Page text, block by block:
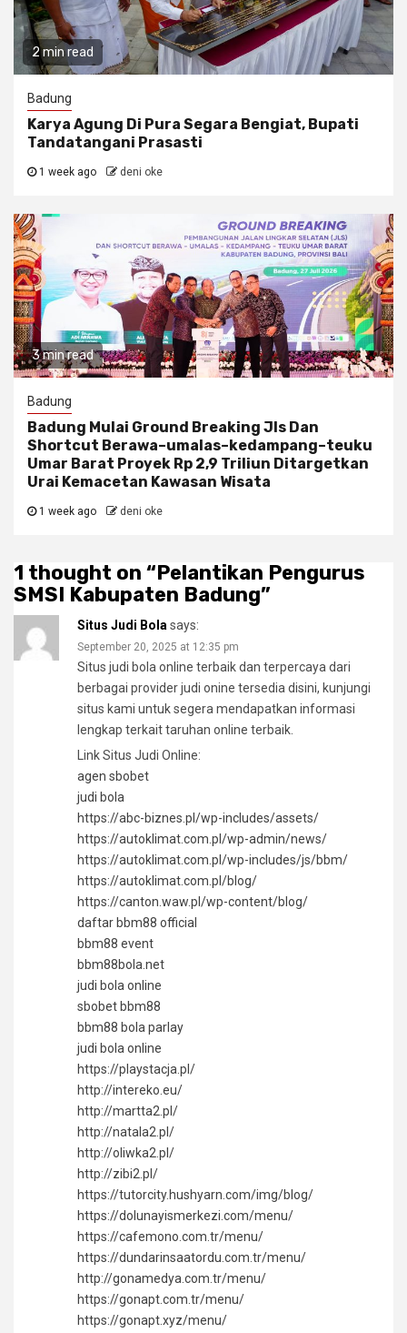
2 min read
Badung
Karya Agung Di Pura Segara Bengiat, Bupati
Tandatangani Prasasti
1 week ago deni oke
3 min read
Badung
Badung Mulai Ground Breaking Jls Dan
Shortcut Berawa–umalas–kedampang–teuku
Umar Barat Proyek Rp 2,9 Triliun Ditargetkan
Urai Kemacetan Kawasan Wisata
1 week ago deni oke
1 thought on “Pelantikan Pengurus
SMSI Kabupaten Badung”
Situs Judi Bola says:
September 20, 2025 at 12:35 pm
Situs judi bola online terbaik dan terpercaya dari
berbagai provider judi onine tersedia disini, kunjungi
situs kami untuk segera mendapatkan informasi
lengkap terkait taruhan online terbaik.
Link Situs Judi Online:
agen sbobet
judi bola
https://abc-biznes.pl/wp-includes/assets/
https://autoklimat.com.pl/wp-admin/news/
https://autoklimat.com.pl/wp-includes/js/bbm/
https://autoklimat.com.pl/blog/
https://canton.waw.pl/wp-content/blog/
daftar bbm88 official
bbm88 event
bbm88bola.net
judi bola online
sbobet bbm88
bbm88 bola parlay
judi bola online
https://playstacja.pl/
http://intereko.eu/
http://martta2.pl/
http://natala2.pl/
http://oliwka2.pl/
http://zibi2.pl/
https://tutorcity.hushyarn.com/img/blog/
https://dolunayismerkezi.com/menu/
https://cafemono.com.tr/menu/
https://dundarinsaatordu.com.tr/menu/
http://gonamedya.com.tr/menu/
https://gonapt.com.tr/menu/
https://gonapt.xyz/menu/